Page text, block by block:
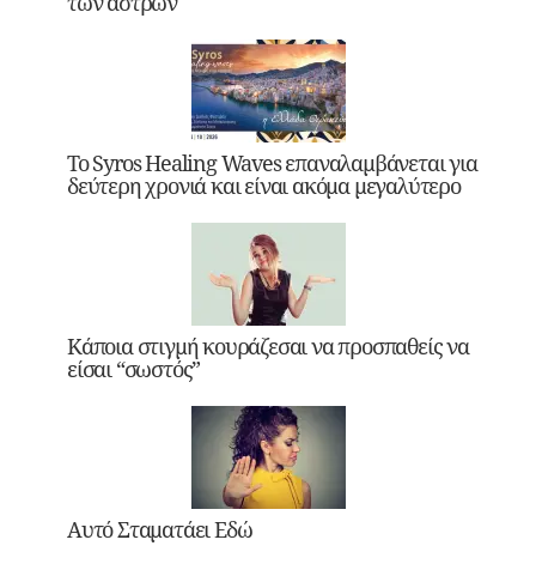
Το Syros Healing Waves επαναλαμβάνεται για
δεύτερη χρονιά και είναι ακόμα μεγαλύτερο
Κάποια στιγμή κουράζεσαι να προσπαθείς να
είσαι “σωστός”
Αυτό Σταματάει Εδώ